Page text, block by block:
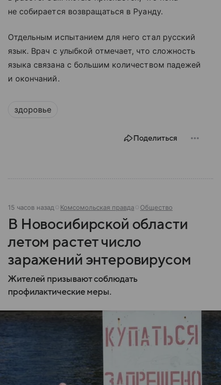
не собирается возвращаться в Руанду.
Отдельным испытанием для него стал русский
язык. Врач с улыбкой отмечает, что сложность
языка связана с большим количеством падежей
и окончаний.
здоровье
Поделиться
15 часов назад Комсомольская правда Общество
В Новосибирской области
летом растет число
заражений энтеровирусом
Жителей призывают соблюдать
профилактические меры.